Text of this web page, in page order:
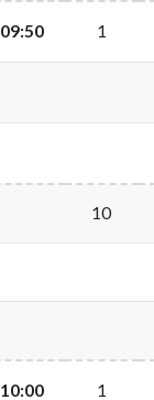
09:50 1
10
10:00 1